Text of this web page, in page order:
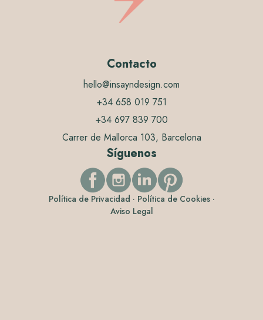
Contacto
hello@insayndesign.com
+34 658 019 751
+34 697 839 700
Carrer de Mallorca 103, Barcelona
Síguenos
Política de Privacidad · Política de Cookies·
Aviso Legal